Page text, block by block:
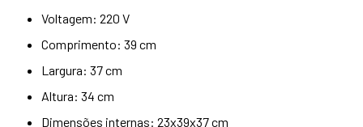
Voltagem: 220 V
Comprimento: 39 cm
Largura: 37 cm
Altura: 34 cm
Dimensões internas: 23x39x37 cm